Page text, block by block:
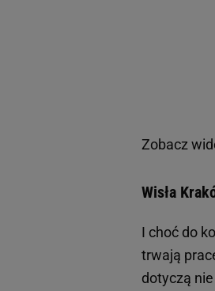
Zobacz
Wisła
I choć do
trwają
dotyczą